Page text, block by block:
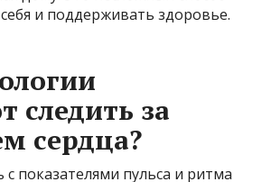
и поддерживать здоровье.
следить за
сердца?
показателями пульса и ритма